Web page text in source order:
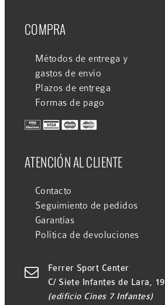
COMPRA
Métodos de entrega y
gastos de envío
Plazos de entrega
Formas de pago
ATENCIÓN AL CLIENTE
Contacto
Seguimiento de pedidos
Garantías
Política de devoluciones

Ferrer Sport Center
C/ Siete Infantes de Lara, 19
(edificio Cines 7 Infantes)